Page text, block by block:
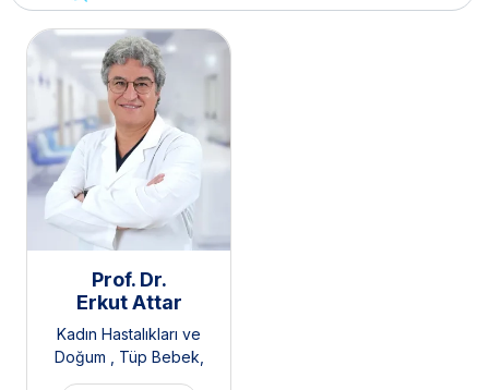
Prof. Dr.
Erkut Attar
Kadın Hastalıkları ve
Doğum , Tüp Bebek,
Polikistik Over Sendromu /